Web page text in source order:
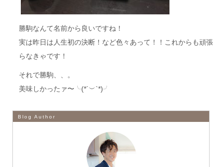
勝駒なんて名前から良いですね！
実は昨日は人生初の決断！など色々あって！！これからも頑張
らなきゃです！
それで勝駒、、。
美味しかったァ〜╰(*´︶`*)╯
Blog Author